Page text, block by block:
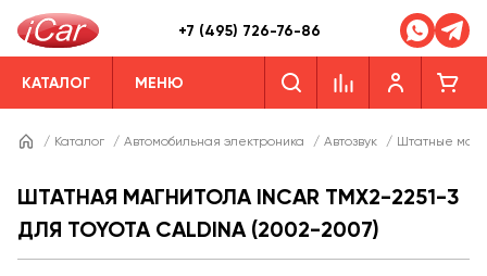
+7 (495) 726-76-86
КАТАЛОГ МЕНЮ
/ Каталог / Автомобильная электроника / Автозвук / Штатные
ШТАТНАЯ МАГНИТОЛА INCAR TMX2-2251-3
ДЛЯ TOYOTA CALDINA (2002-2007)